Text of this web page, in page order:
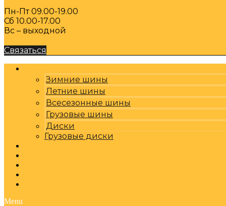
Пн-Пт 09.00-19.00
Сб 10.00-17.00
Вс – выходной
Связаться
Зимние шины
Летние шины
Всесезонные шины
Грузовые шины
Диски
Грузовые диски
Menu